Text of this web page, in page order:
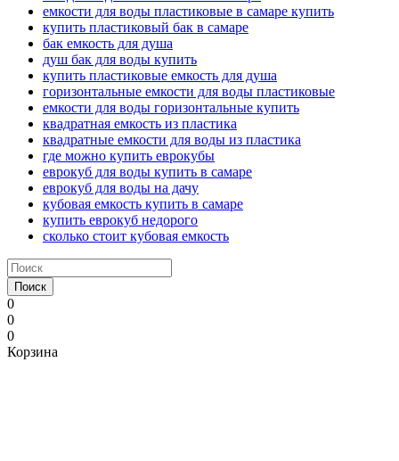
емкости для воды пластиковые в самаре купить
купить пластиковый бак в самаре
бак емкость для душа
душ бак для воды купить
купить пластиковые емкость для душа
горизонтальные емкости для воды пластиковые
емкости для воды горизонтальные купить
квадратная емкость из пластика
квадратные емкости для воды из пластика
где можно купить еврокубы
еврокуб для воды купить в самаре
еврокуб для воды на дачу
кубовая емкость купить в самаре
купить еврокуб недорого
сколько стоит кубовая емкость
Поиск
0
0
0
Корзина